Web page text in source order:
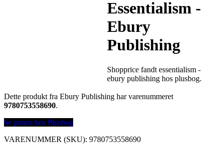
Essentialism -
Ebury
Publishing
Shopprice fandt essentialism -
ebury publishing hos plusbog.
Dette produkt fra Ebury Publishing har varenummeret
9780753558690.
Se prisen hos Plusbog
VARENUMMER (SKU): 9780753558690